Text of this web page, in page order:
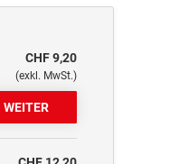
CHF 9,20
(exkl. MwSt.)